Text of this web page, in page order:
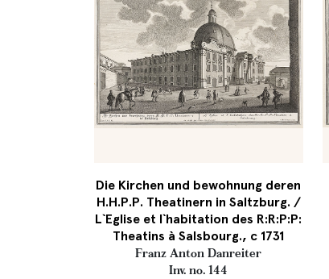
Die Kirchen und bewohnung deren
H.H.P.P. Theatinern in Saltzburg. /
L`Eglise et l`habitation des R:R:P:P:
Theatins à Salsbourg., c 1731
Franz Anton Danreiter
Inv. no. 144